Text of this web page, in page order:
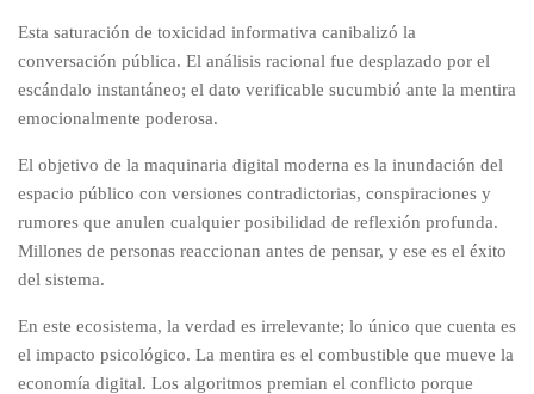
Esta saturación de toxicidad informativa canibalizó la
conversación pública. El análisis racional fue desplazado por el
escándalo instantáneo; el dato verificable sucumbió ante la mentira
emocionalmente poderosa.
El objetivo de la maquinaria digital moderna es la inundación del
espacio público con versiones contradictorias, conspiraciones y
rumores que anulen cualquier posibilidad de reflexión profunda.
Millones de personas reaccionan antes de pensar, y ese es el éxito
del sistema.
En este ecosistema, la verdad es irrelevante; lo único que cuenta es
el impacto psicológico. La mentira es el combustible que mueve la
economía digital. Los algoritmos premian el conflicto porque